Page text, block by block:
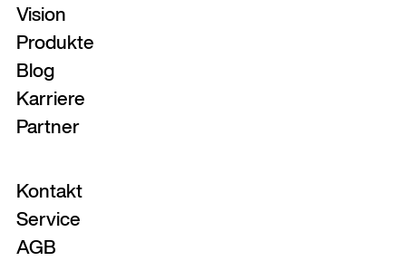
Vision
Produkte
Blog
Karriere
Partner
Kontakt
Service
AGB